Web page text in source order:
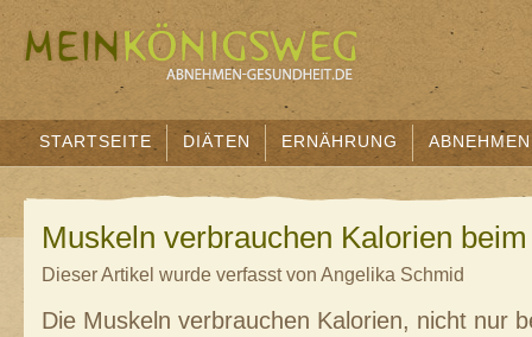
STARTSEITE DIÄTEN ERNÄHRUNG ABNEHMEN
Muskeln verbrauchen Kalorien
Dieser Artikel wurde verfasst von Angelika Schmid
Die Muskeln verbrauchen Kalorien, nicht nur